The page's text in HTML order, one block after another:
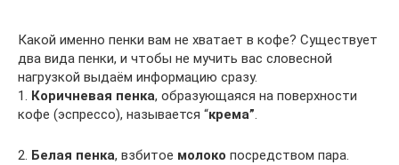
Какой именно пенки вам не хватает в кофе? Существует
два вида пенки, и чтобы не мучить вас словесной
нагрузкой выдаём информацию сразу.
1. Коричневая пенка, образующаяся на поверхности
кофе (эспрессо), называется “крема”.
2. Белая пенка, взбитое молоко посредством пара.